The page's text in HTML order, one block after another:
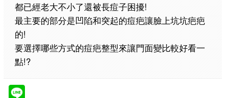
都已經老大不小了還被長痘子困擾!
最主要的部分是凹陷和突起的痘疤讓臉上坑坑疤疤
的!
要選擇哪些方式的痘疤整型來讓門面變比較好看一
點!?